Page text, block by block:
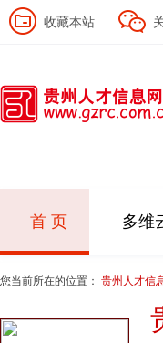
收藏本站
首 页 多维
您当前所在的位置： 贵州人才信